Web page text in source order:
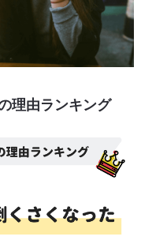
理由ランキング